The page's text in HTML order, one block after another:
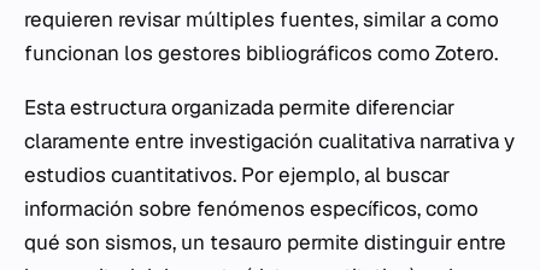
requieren revisar múltiples fuentes, similar a como
funcionan los gestores bibliográficos como Zotero.
Esta estructura organizada permite diferenciar
claramente entre investigación cualitativa narrativa y
estudios cuantitativos. Por ejemplo, al buscar
información sobre fenómenos específicos, como
qué son sismos, un tesauro permite distinguir entre